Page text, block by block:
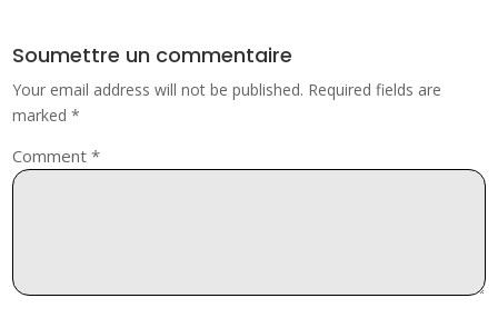
Soumettre un commentaire
Your email address will not be published. Required fields are
marked*
Comment*